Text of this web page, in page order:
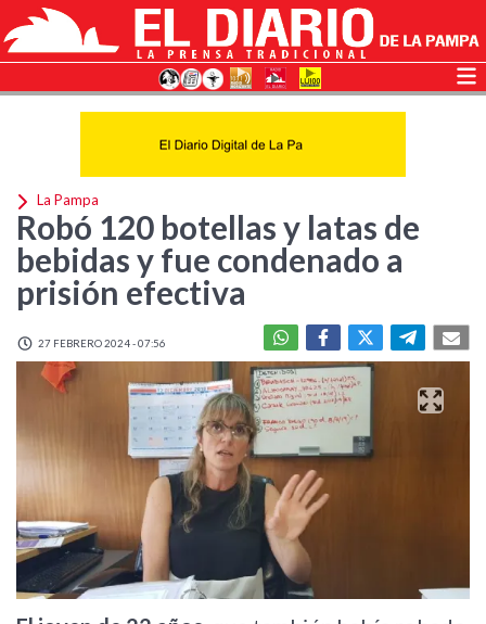
La Pampa
Robó 120 botellas y latas de
bebidas y fue condenado a
prisión efectiva
27 FEBRERO 2024 - 07:56